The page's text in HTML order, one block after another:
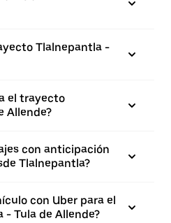
Tlalnepantla -
el trayecto
Allende?
con anticipación
Tlalnepantla?
con Uber para el
Tula de Allende?